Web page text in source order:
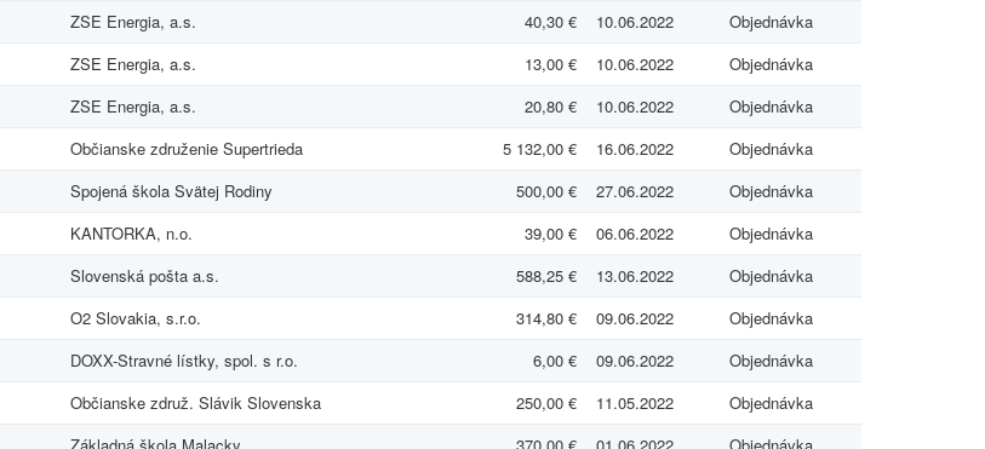
ZSE Energia, a.s. 40,30 € 10.06.2022
Objednávka
ZSE Energia, a.s. 13,00 € 10.06.2022
Objednávka
ZSE Energia, a.s. 20,80 € 10.06.2022
Objednávka
Občianske združenie Supertrieda 5 132,00 € 16.06.2022
Objednávka
Spojená škola Svätej Rodiny 500,00 € 27.06.2022
Objednávka
KANTORKA, n.o. 39,00 € 06.06.2022
Objednávka
Slovenská pošta a.s. 588,25 € 13.06.2022
Objednávka
O2 Slovakia, s.r.o. 314,80 € 09.06.2022
Objednávka
DOXX-Stravné lístky, spol. s r.o. 6,00 € 09.06.2022
Objednávka
Občianske združ. Slávik Slovenska 250,00 € 11.05.2022
Objednávka
Základná škola Malacky 370,00 € 01.06.2022 Objednávka